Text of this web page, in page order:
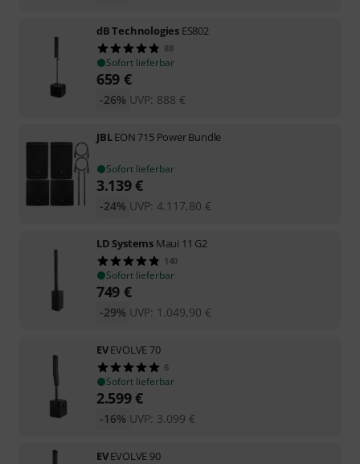
dB Technologies ES802
88
Sofort lieferbar
659 €
UVP: 888 €
-26%
JBLEON 715 Power Bundle
Sofort lieferbar
3.139€
UVP: 4.117,80 €
-24%
LD Systems Maui 11 G2
140
Sofort lieferbar
749 €
UVP: 1.049,90 €
-29%
EVEVOLVE 70
6
Sofort lieferbar
2.599€
UVP: 3.099 €
-16%
EVEVOLVE 90